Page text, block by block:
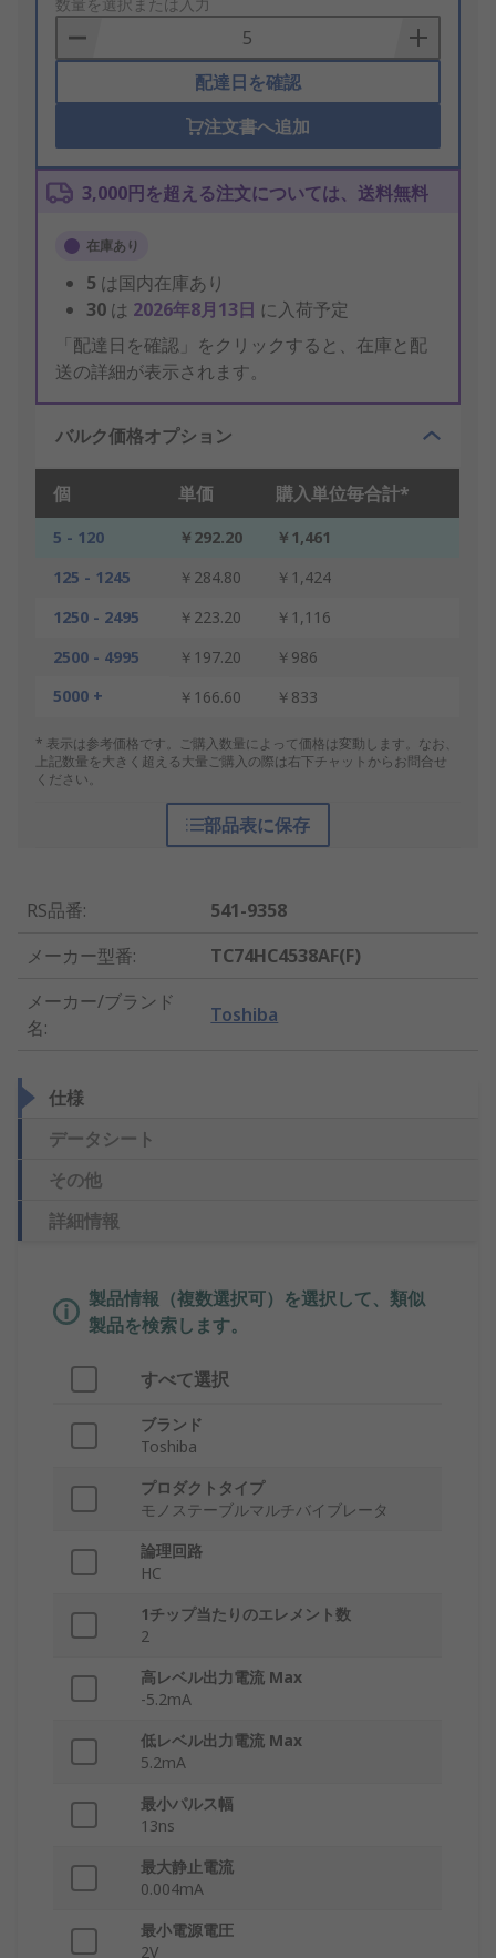
to
Basket
数量を選択または入力
配達日を確認
注文書へ追加
3,000円を超える注文については、送料無料
在庫あり
5 は国内在庫あり
30 は 2026年8月13日 に入荷予定
「配達日を確認」をクリックすると、在庫と配
送の詳細が表示されます。
バルク価格オプション
個 単価 購入単位毎合計*
5 - 120 ￥292.20
￥1,461
125 - 1245
￥284.80
￥1,424
1250 - 2495
￥223.20
￥1,116
2500 - 4995
￥197.20
￥986
5000 +
￥166.60 ￥833
* 表示は参考価格です。ご購入数量によって価格は変動します。なお、
上記数量を大きく超える大量ご購入の際は右下チャットからお問合せ
ください。
部品表に保存
RS品番:
541-9358
メーカー型番:
TC74HC4538AF(F)
メーカー/ブランド
名:
Toshiba
仕様
データシート
その他
詳細情報
製品情報（複数選択可）を選択して、類似
製品を検索します。
すべて選択
ブランド
Toshiba
プロダクトタイプ
モノステーブルマルチバイブレータ
論理回路
HC
1チップ当たりのエレメント数
2
高レベル出力電流 Max
-5.2mA
低レベル出力電流 Max
5.2mA
最小パルス幅
13ns
最大静止電流
0.004mA
最小電源電圧
2V